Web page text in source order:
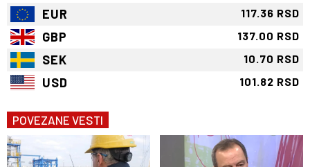
EUR 117.36 RSD
GBP 137.00 RSD
SEK 10.70 RSD
USD 101.82 RSD
POVEZANE VESTI